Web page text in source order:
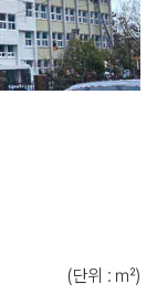
(단위 : ㎡)